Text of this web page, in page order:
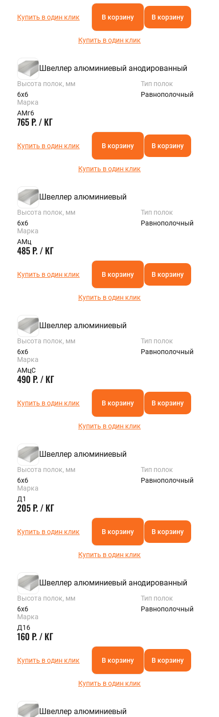
Купить в один клик В корзину В корзину
Купить в один клик
Швеллер алюминиевый анодированный
Высота полок, мм
6х6
Тип полок
Равнополочный
Марка
АМг6
765 Р. / КГ
Купить в один клик В корзину В корзину
Купить в один клик
Швеллер алюминиевый
Высота полок, мм
6х6
Тип полок
Равнополочный
Марка
АМц
485 Р. / КГ
Купить в один клик В корзину В корзину
Купить в один клик
Швеллер алюминиевый
Высота полок, мм
6х6
Тип полок
Равнополочный
Марка
АМцС
490 Р. / КГ
Купить в один клик В корзину В корзину
Купить в один клик
Швеллер алюминиевый
Высота полок, мм
6х6
Тип полок
Равнополочный
Марка
Д1
205 Р. / КГ
Купить в один клик В корзину В корзину
Купить в один клик
Швеллер алюминиевый анодированный
Высота полок, мм
6х6
Тип полок
Равнополочный
Марка
Д16
160 Р. / КГ
Купить в один клик В корзину В корзину
Купить в один клик
Швеллер алюминиевый